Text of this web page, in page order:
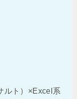
ルト）×Excel系